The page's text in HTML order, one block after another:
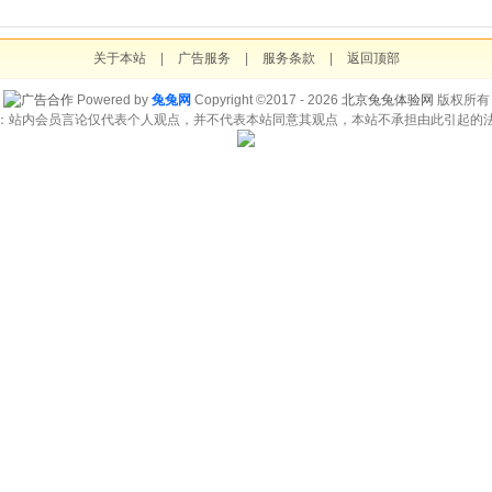
关于本站 广告服务 服务条款 返回顶部
Powered by 兔兔网 Copyright ©2017 - 2026 北京兔兔体验网 版权所有
站内会员言论仅代表个人观点，并不代表本站同意其观点，本站不承担由此引起的